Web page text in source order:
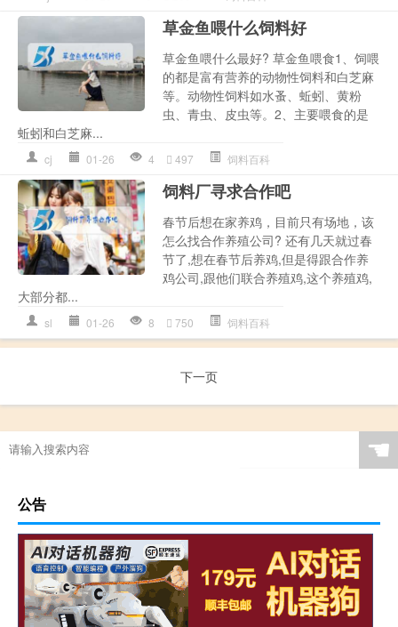
草金鱼喂什么饲料好
草金鱼喂什么最好? 草金鱼喂食1、饲喂
的都是富有营养的动物性饲料和白芝麻
等。动物性饲料如水蚤、蚯蚓、黄粉
虫、青虫、皮虫等。2、主要喂食的是
蚯蚓和白芝麻...
cj 01-26 4 497 饲料百科
饲料厂寻求合作吧
春节后想在家养鸡，目前只有场地，该
怎么找合作养殖公司? 还有几天就过春
节了,想在春节后养鸡,但是得跟合作养
鸡公司,跟他们联合养殖鸡,这个养殖鸡,
大部分都...
sl 01-26 8 750 饲料百科
下一页
☚
公告